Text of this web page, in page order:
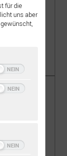
für die
uns aber